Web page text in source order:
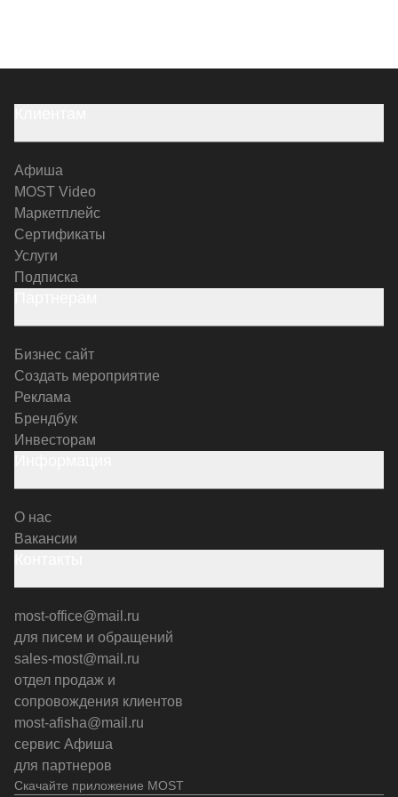
Скачайте приложение MOST
Афиша
MOST Video
Маркетплейс
Сертификаты
Услуги
Подписка
Бизнес сайт
Создать мероприятие
Реклама
Брендбук
Инвесторам
О нас
Вакансии
most-office@mail.ru
для писем и обращений
sales-most@mail.ru
отдел продаж и
сопровождения клиентов
most-afisha@mail.ru
сервис Афиша
для партнеров